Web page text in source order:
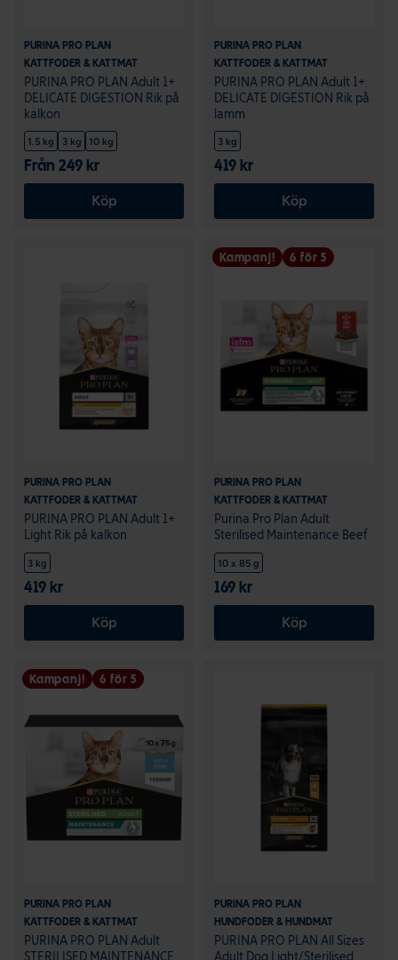
PURINA PRO PLAN
KATTFODER & KATTMAT
PURINA PRO PLAN Adult 1+
DELICATE DIGESTION Rik på
kalkon
1.5 kg 3 kg 10 kg
Från 249 kr
Köp
PURINA PRO PLAN
KATTFODER & KATTMAT
PURINA PRO PLAN Adult 1+
DELICATE DIGESTION Rik på
lamm
3 kg
419 kr
Köp
PURINA PRO PLAN
KATTFODER & KATTMAT
PURINA PRO PLAN Adult 1+
Light Rik på kalkon
3 kg
419 kr
Köp
Kampanj! 6 för 5
PURINA PRO PLAN
KATTFODER & KATTMAT
Purina Pro Plan Adult
Sterilised Maintenance Beef
10 x 85 g
169 kr
Köp
Kampanj! 6 för 5
PURINA PRO PLAN
KATTFODER & KATTMAT
PURINA PRO PLAN Adult
PURINA PRO PLAN
HUNDFODER & HUNDMAT
PURINA PRO PLAN All Sizes